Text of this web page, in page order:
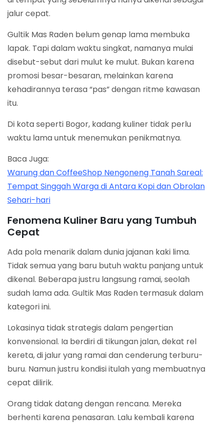
jalur cepat.
Gultik Mas Raden belum genap lama membuka
lapak. Tapi dalam waktu singkat, namanya mulai
disebut-sebut dari mulut ke mulut. Bukan karena
promosi besar-besaran, melainkan karena
kehadirannya terasa “pas” dengan ritme kawasan
itu.
Di kota seperti Bogor, kadang kuliner tidak perlu
waktu lama untuk menemukan penikmatnya.
Baca Juga:
Warung dan CoffeeShop Nengoneng Tanah Sareal:
Tempat Singgah Warga di Antara Kopi dan Obrolan
Sehari-hari
Fenomena Kuliner Baru yang Tumbuh
Cepat
Ada pola menarik dalam dunia jajanan kaki lima.
Tidak semua yang baru butuh waktu panjang untuk
dikenal. Beberapa justru langsung ramai, seolah
sudah lama ada. Gultik Mas Raden termasuk dalam
kategori ini.
Lokasinya tidak strategis dalam pengertian
konvensional. Ia berdiri di tikungan jalan, dekat rel
kereta, di jalur yang ramai dan cenderung terburu-
buru. Namun justru kondisi itulah yang membuatnya
cepat dilirik.
Orang tidak datang dengan rencana. Mereka
berhenti karena penasaran. Lalu kembali karena